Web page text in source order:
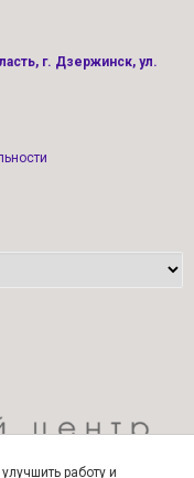
г. Дзержинск, ул.
работу и